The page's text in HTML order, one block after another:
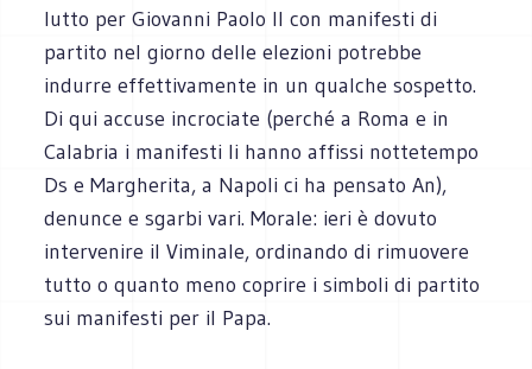
lutto per Giovanni Paolo II con manifesti di
partito nel giorno delle elezioni potrebbe
indurre effettivamente in un qualche sospetto.
Di qui accuse incrociate (perché a Roma e in
Calabria i manifesti li hanno affissi nottetempo
Ds e Margherita, a Napoli ci ha pensato An),
denunce e sgarbi vari. Morale: ieri è dovuto
intervenire il Viminale, ordinando di rimuovere
tutto o quanto meno coprire i simboli di partito
sui manifesti per il Papa.